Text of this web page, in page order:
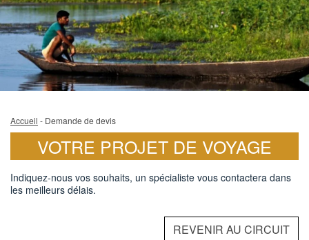
Accueil - Demande de devis
VOTRE PROJET DE VOYAGE
Indiquez-nous vos souhaits, un spécialiste vous contactera dans
les meilleurs délais.
REVENIR AU CIRCUIT